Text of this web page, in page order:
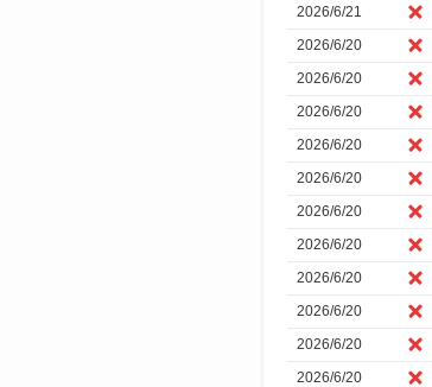
2026/6/21
2026/6/20
2026/6/20
2026/6/20
2026/6/20
2026/6/20
2026/6/20
2026/6/20
2026/6/20
2026/6/20
2026/6/20
2026/6/20